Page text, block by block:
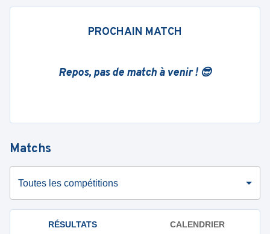
PROCHAIN MATCH
Repos, pas de match à venir ! 😎
Matchs
Toutes les compétitions
RÉSULTATS CALENDRIER